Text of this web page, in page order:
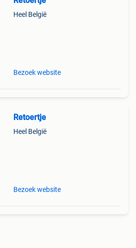
Heel België
Bezoek website
Retoertje
Heel België
Bezoek website